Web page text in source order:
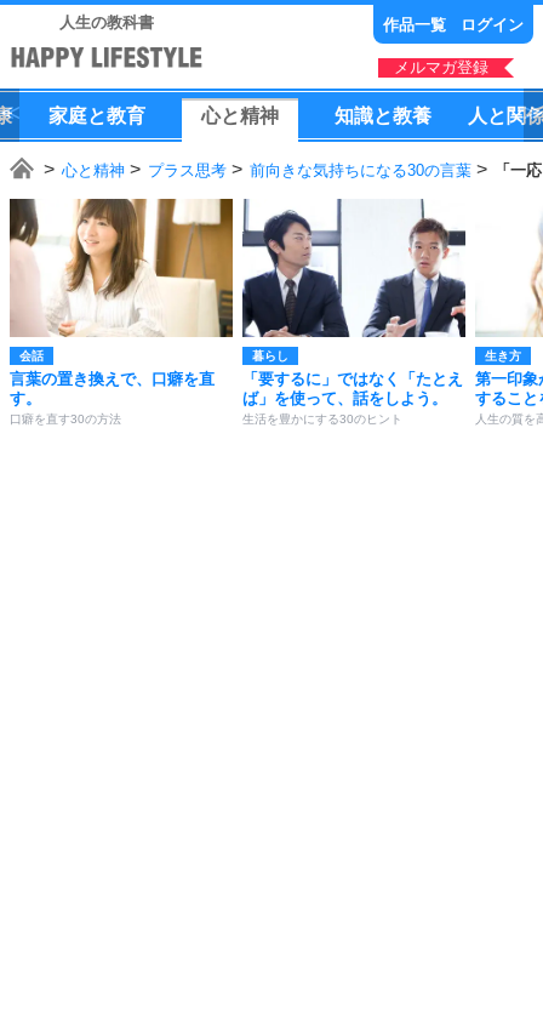
人生の教科書 作品一覧 ログイン
メルマガ登録
家庭と教育 心と精神 知識と教養 人 と 関
心と精神 プラス思考 前向きな気持ちになる30の言葉 「一
会話
言葉の置き換えで、口癖を直
す。
口癖を直す30の方法
暮らし
「要するに」ではなく「たとえ
ば」を使って、話をしよう。
生活を豊かにする30のヒント
生き方
第一印象
すること
人生の質を